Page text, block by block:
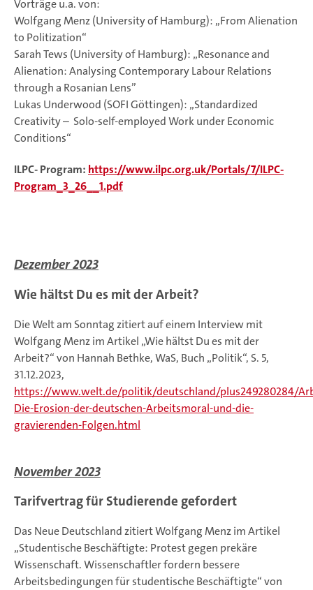
Vorträge u.a. von:
Wolfgang Menz (University of Hamburg): „From Alienation
to Politization“
Sarah Tews (University of Hamburg): „Resonance and
Alienation: Analysing Contemporary Labour Relations
through a Rosanian Lens”
Lukas Underwood (SOFI Göttingen): „Standardized
Creativity – Solo-self-employed Work under Economic
Conditions“
ILPC- Program: https://www.ilpc.org.uk/Portals/7/ILPC-
Program_3_26__1.pdf
Dezember 2023
Wie hältst Du es mit der Arbeit?
Die Welt am Sonntag zitiert auf einem Interview mit
Wolfgang Menz im Artikel „Wie hältst Du es mit der
Arbeit?“ von Hannah Bethke, WaS, Buch „Politik“, S. 5,
31.12.2023,
https://www.welt.de/politik/deutschland/plus249280284/
Die-Erosion-der-deutschen-Arbeitsmoral-und-die-
gravierenden-Folgen.html
November 2023
Tarifvertrag für Studierende gefordert
Das Neue Deutschland zitiert Wolfgang Menz im Artikel
„Studentische Beschäftigte: Protest gegen prekäre
Wissenschaft. Wissenschaftler fordern bessere
Arbeitsbedingungen für studentische Beschäftigte“ von